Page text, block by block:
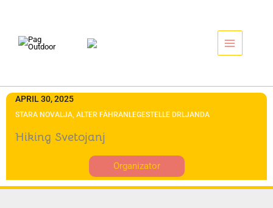
APRIL 30, 2025
STARA NOVALJA, ALTER FÄHRANLEGESTELLE DRLJANDA
Hiking Svetojanj
Organizator